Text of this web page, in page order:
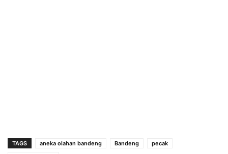
TAGS aneka olahan bandeng Bandeng
pecak